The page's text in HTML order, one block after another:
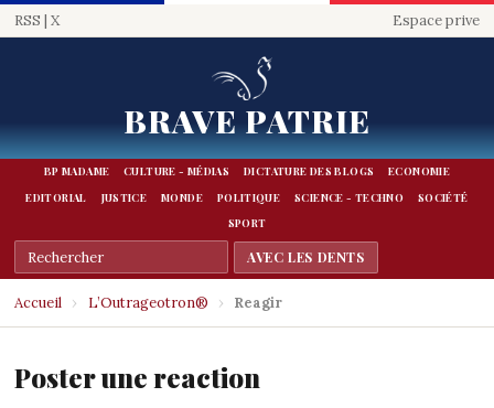
RSS | X Espace prive
BRAVE PATRIE
BP MADAME CULTURE - MÉDIAS DICTATURE DES BLOGS
ECONOMIE
EDITORIAL
JUSTICE MONDE POLITIQUE SCIENCE - TECHNO
SOCIÉTÉ
SPORT
Accueil › L’Outrageotron® › Reagir
Poster une reaction